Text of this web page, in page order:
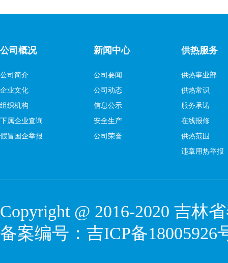
公司概况
公司简介
企业文化
组织机构
下属企业查询
假冒国企举报
新闻中心
公司要闻
公司动态
信息公示
安全生产
公司荣誉
供热服务
供热事业部
供热常识
服务承诺
在线报修
供热范围
违章用热举报
Copyright @ 2016-2020 吉林
备案编号： 吉ICP备18005926